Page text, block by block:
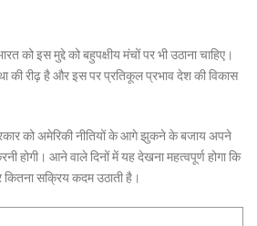
को इस मुद्दे को बहुपक्षीय मंचों पर भी उठाना चाहिए।
की रीढ़ है और इस पर प्रतिकूल प्रभाव देश की विकास
को अमेरिकी नीतियों के आगे झुकने के बजाय अपने
होगी। आने वाले दिनों में यह देखना महत्वपूर्ण होगा कि
सक्रिय कदम उठाती है।